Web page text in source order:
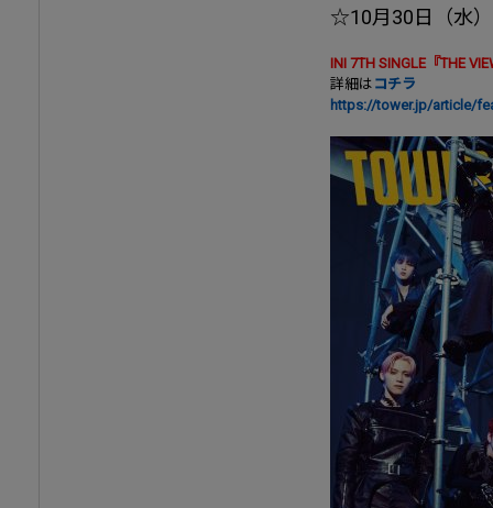
☆10月30日（水
INI 7TH SINGLE『THE
詳細は コチラ
https://tower.jp/article/